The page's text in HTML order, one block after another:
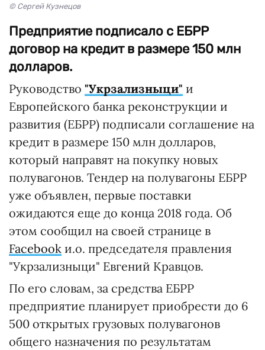
© Сергей Кузнецов
Предприятие подписало с ЕБРР
договор на кредит в размере 150 млн
долларов.
Руководство "Укрзализныци" и
Европейского банка реконструкции и
развития (ЕБРР) подписали соглашение на
кредит в размере 150 млн долларов,
который направят на покупку новых
полувагонов. Тендер на полувагоны ЕБРР
уже объявлен, первые поставки
ожидаются еще до конца 2018 года. Об
этом сообщил на своей странице в
Facebook и.о. председателя правления
"Укрзализныци" Евгений Кравцов.
По его словам, за средства ЕБРР
предприятие планирует приобрести до 6
500 открытых грузовых полувагонов
общего назначения по результатам